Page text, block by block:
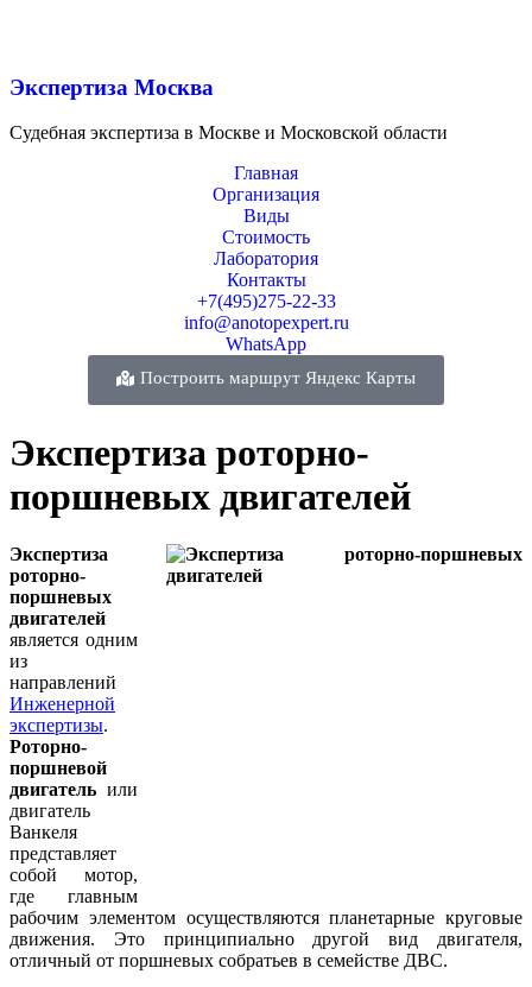
Экспертиза Москва
Судебная экспертиза в Москве и Московской области
Главная
Организация
Виды
Стоимость
Лаборатория
Контакты
+7(495)275-22-33
info@anotopexpert.ru
WhatsApp
Построить маршрут Яндекс Карты
Экспертиза роторно-
поршневых двигателей
Экспертиза
роторно-
поршневых
двигателей
является одним
из
направлений
Инженерной
экспертизы.
Роторно-
поршневой
двигатель или
двигатель
Ванкеля
представляет
собой мотор,
где главным
рабочим элементом осуществляются планетарные круговые
движения. Это принципиально другой вид двигателя,
отличный от поршневых собратьев в семействе ДВС.